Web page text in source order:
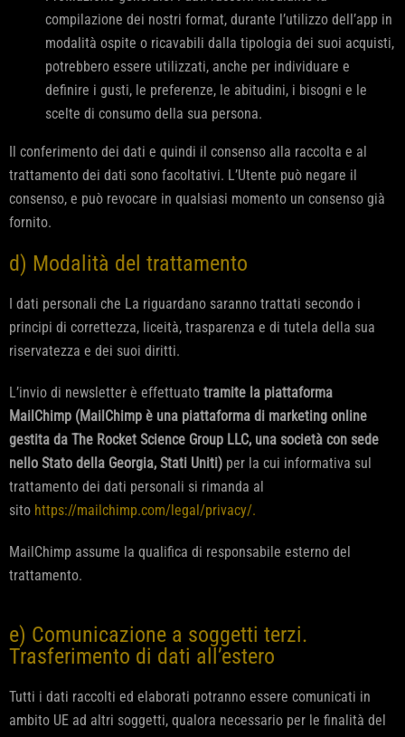
compilazione dei nostri format, durante l’utilizzo dell’app in
modalità ospite o ricavabili dalla tipologia dei suoi acquisti,
potrebbero essere utilizzati, anche per individuare e
definire i gusti, le preferenze, le abitudini, i bisogni e le
scelte di consumo della sua persona.
Il conferimento dei dati e quindi il consenso alla raccolta e al
trattamento dei dati sono facoltativi. L’Utente può negare il
consenso, e può revocare in qualsiasi momento un consenso già
fornito.
d) Modalità del trattamento
I dati personali che La riguardano saranno trattati secondo i
principi di correttezza, liceità, trasparenza e di tutela della sua
riservatezza e dei suoi diritti.
L’invio di newsletter è effettuato tramite la piattaforma
MailChimp (MailChimp è una piattaforma di marketing online
gestita da The Rocket Science Group LLC, una società con sede
nello Stato della Georgia, Stati Uniti) per la cui informativa sul
trattamento dei dati personali si rimanda al
sito https://mailchimp.com/legal/privacy/.
MailChimp assume la qualifica di responsabile esterno del
trattamento.
e) Comunicazione a soggetti terzi.
Trasferimento di dati all’estero
Tutti i dati raccolti ed elaborati potranno essere comunicati in
ambito UE ad altri soggetti, qualora necessario per le finalità del